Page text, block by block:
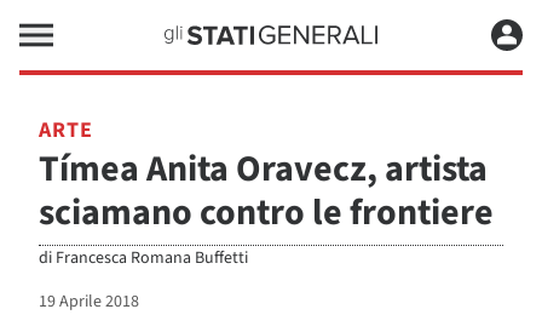
ARTE
Tímea Anita Oravecz, artista
sciamano contro le frontiere
di Francesca Romana Buffetti
19 Aprile 2018